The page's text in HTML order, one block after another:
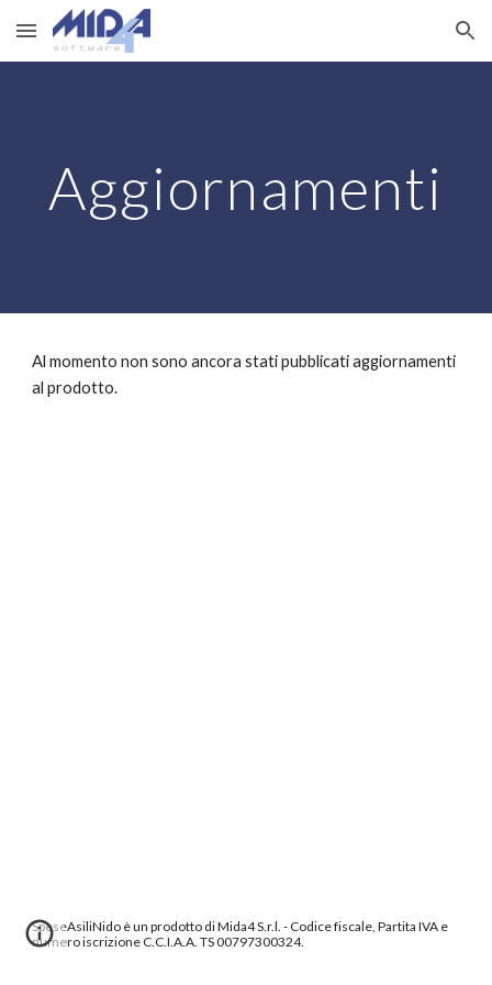
Skip to main content Skip to navigation
Aggiornamenti
Al momento non sono ancora stati pubblicati aggiornamenti
al prodotto.
SpeseAsiliNido è un prodotto di Mida4 S.r.l. - Codice fiscale, Partita IVA e
numero iscrizione C.C.I.A.A. TS 00797300324.